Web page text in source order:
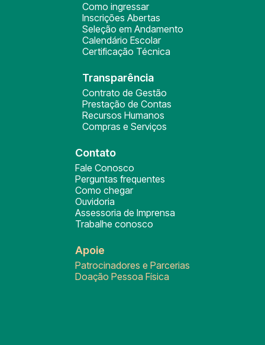
Como ingressar
Inscrições Abertas
Seleção em Andamento
Calendário Escolar
Certificação Técnica
Transparência
Contrato de Gestão
Prestação de Contas
Recursos Humanos
Compras e Serviços
Contato
Fale Conosco
Perguntas frequentes
Como chegar
Ouvidoria
Assessoria de Imprensa
Trabalhe conosco
Apoie
Patrocinadores e Parcerias
Doação Pessoa Física